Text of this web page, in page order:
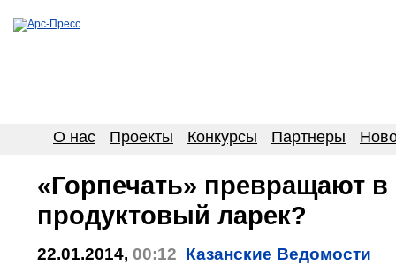
О нас Проекты Конкурсы Партнеры
«Горпечать» превращают в
продуктовый ларек?
22.01.2014, 00:12 Казанские Ведомости